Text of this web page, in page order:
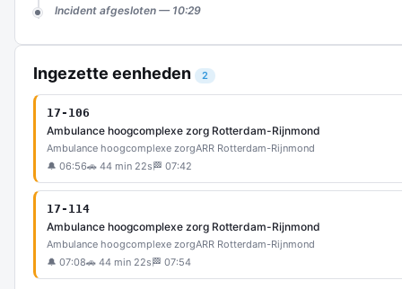
Incident afgesloten — 10:29
Ingezette eenheden 2
17-106
Ambulance hoogcomplexe zorg Rotterdam-Rijnmond
Ambulance hoogcomplexe zorgARR Rotterdam-Rijnmond
🔔 06:56🚗 44 min 22s 🏁 07:42
17-114
Ambulance hoogcomplexe zorg Rotterdam-Rijnmond
Ambulance hoogcomplexe zorgARR Rotterdam-Rijnmond
🔔 07:08🚗 44 min 22s 🏁 07:54